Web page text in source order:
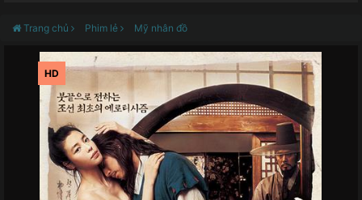
Trang chủ Phim lẻ Mỹ nhân đồ
HD